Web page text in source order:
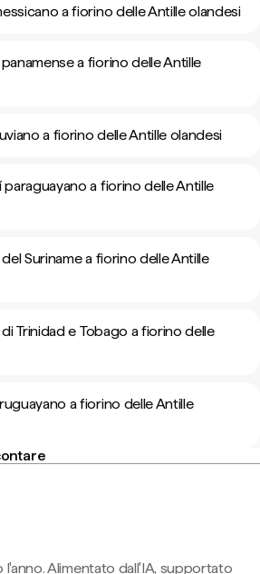
a fiorino delle Antille olandesi
a fiorino delle Antille
a fiorino delle Antille olandesi
paraguayano a fiorino delle Antille
Suriname a fiorino delle Antille
Trinidad e Tobago a fiorino delle
a fiorino delle Antille
Alimentato dall'IA, supportato